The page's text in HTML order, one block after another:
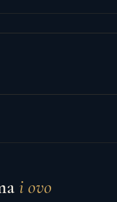
i ovo